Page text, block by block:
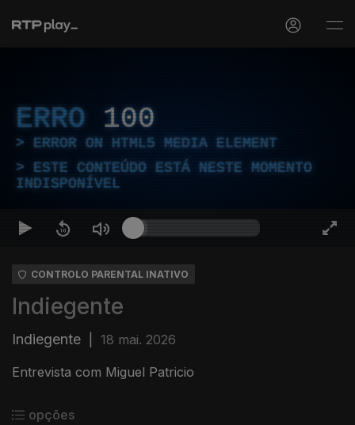
ERRO 100
ERROR ON HTML5 MEDIA ELEMENT
ESTE CONTEÚDO ESTÁ NESTE MOMENTO
INDISPONÍVEL
CONTROLO PARENTAL INATIVO
Indiegente
Indiegente 18 mai. 2026
Entrevista com Miguel Patricio
opções